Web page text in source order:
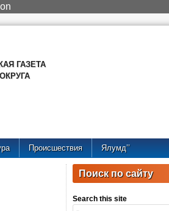
ГАЗЕТА
Происшествия Ялумд’’
Поиск по сайту
Search this site